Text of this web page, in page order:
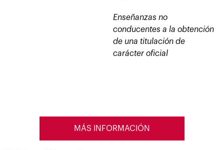
Enseñanzas no
conducentes a la obtención
de una titulación de
carácter oficial
MÁS INFORMACIÓN